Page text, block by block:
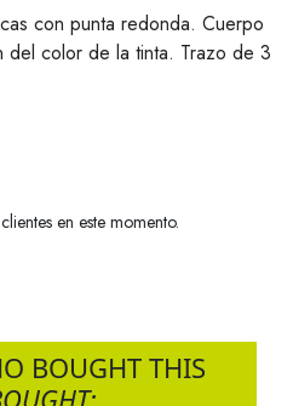
con punta redonda. Cuerpo
color de la tinta. Trazo de 3
en este momento.
BOUGHT THIS